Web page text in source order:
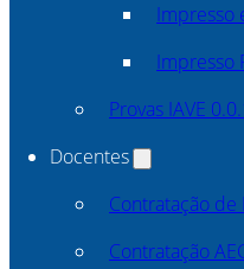
Impresso
Impresso
Provas IAVE
Docentes
Contratação de
Contratação